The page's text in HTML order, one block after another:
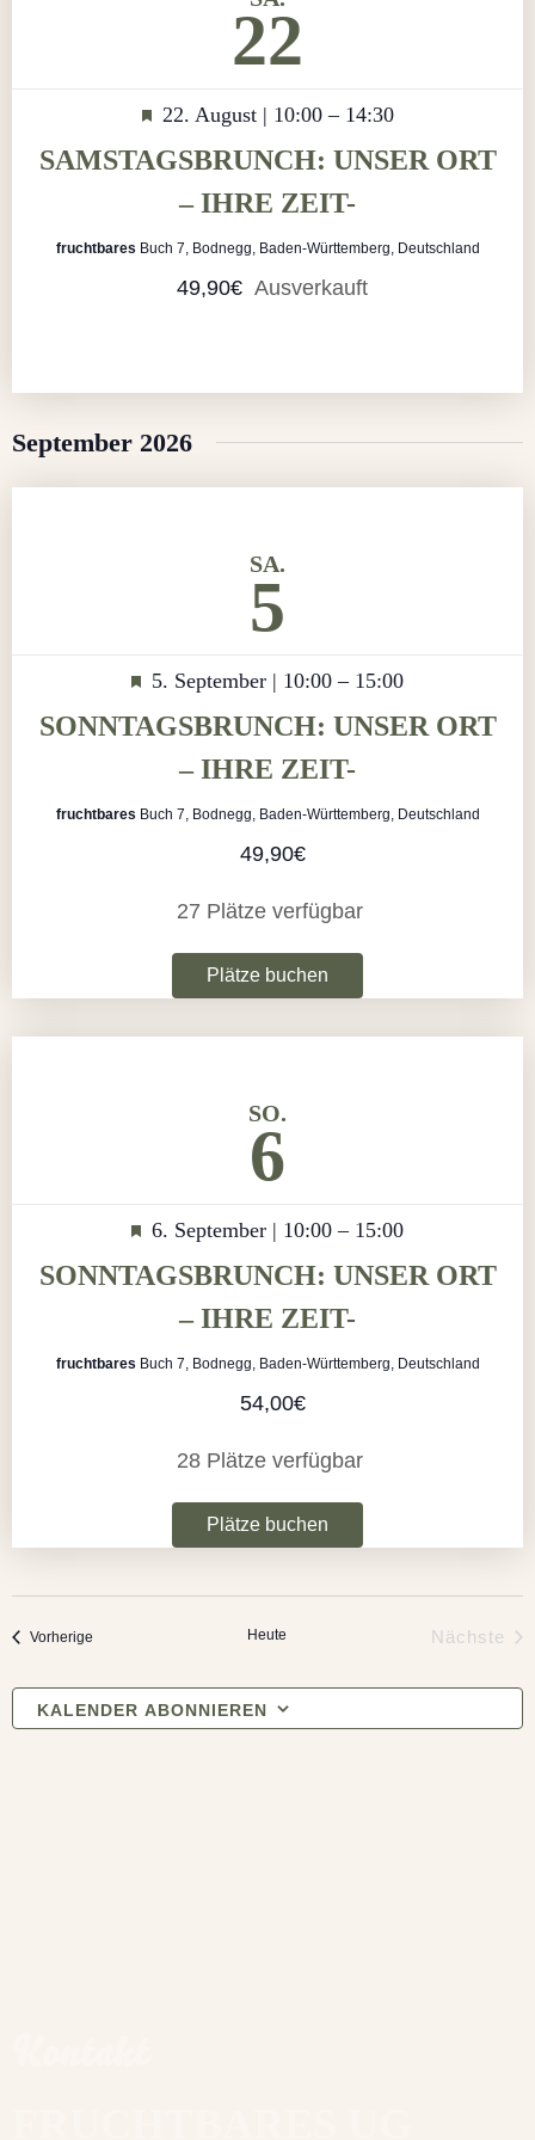
22
SAMSTAGSBRUNCH: UNSER ORT
– IHRE ZEIT-
Hervorgehoben
22. August | 10:00– 14:30
fruchtbares Buch 7, Bodnegg, Baden-Württemberg, Deutschland
Ausverkauft
49,90€
September 2026
SA.
5
SONNTAGSBRUNCH: UNSER ORT
– IHRE ZEIT-
Hervorgehoben
5. September | 10:00 – 15:00
fruchtbares Buch 7, Bodnegg, Baden-Württemberg, Deutschland
Plätze buchen
49,90€
27 Plätze verfügbar
SO.
6
SONNTAGSBRUNCH: UNSER ORT
– IHRE ZEIT-
Hervorgehoben
6. September | 10:00 – 15:00
fruchtbares Buch 7, Bodnegg, Baden-Württemberg, Deutschland
Plätze buchen
54,00€
28 Plätze verfügbar
VorherigeVeranstaltungen Heute
Nächste
KALENDER ABONNIEREN